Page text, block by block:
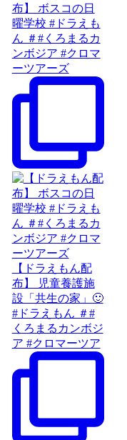
布】 ボスコの日
曜学校 #ドラえも
ん ＃#くろまるカ
ンボジア #クロマ
ーツアーズ
【ドラえもん配
布】 児童養護施
設「共生の家」🙂
#ドラえもん ＃#
くろまるカンボジ
ア #クロマーツア